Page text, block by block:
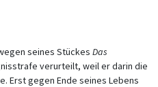
seines Stückes Das
verurteilt, weil er darin die
Erst gegen Ende seines Lebens